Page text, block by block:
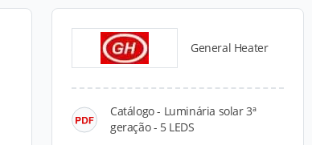
General Heater
Catálogo - Luminária solar 3ª
geração - 5 LEDS